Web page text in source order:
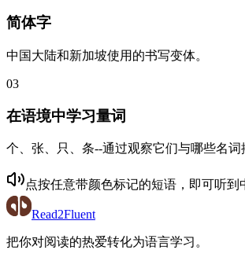
简体字
中国大陆和新加坡使用的书写变体。
03
在语境中学习量词
个、张、只、条--通过观察它们与哪些名词
点按任意带颜色标记的短语，即可听到
Read2Fluent
把你对阅读的热爱转化为语言学习。